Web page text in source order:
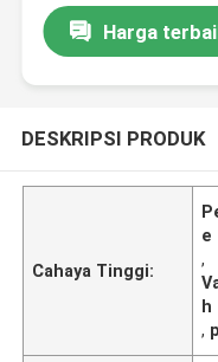
Harga
DESKRIPSI PRODUK
Cahaya Tinggi:
e
,
h
,